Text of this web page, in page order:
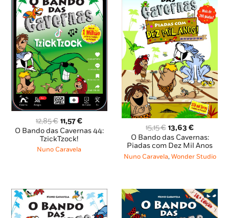
12,85€ O
preço
original
era:
11,57€O
preço
O Bando das Cavernas 44:
TzickTzock!
Nuno Caravela
15,15€ O
preço
original
era:
13,63€O
preço
atual
é:
O Bando das Cavernas:
Piadas com Dez Mil Anos
Nuno Caravela, Wonder Studio